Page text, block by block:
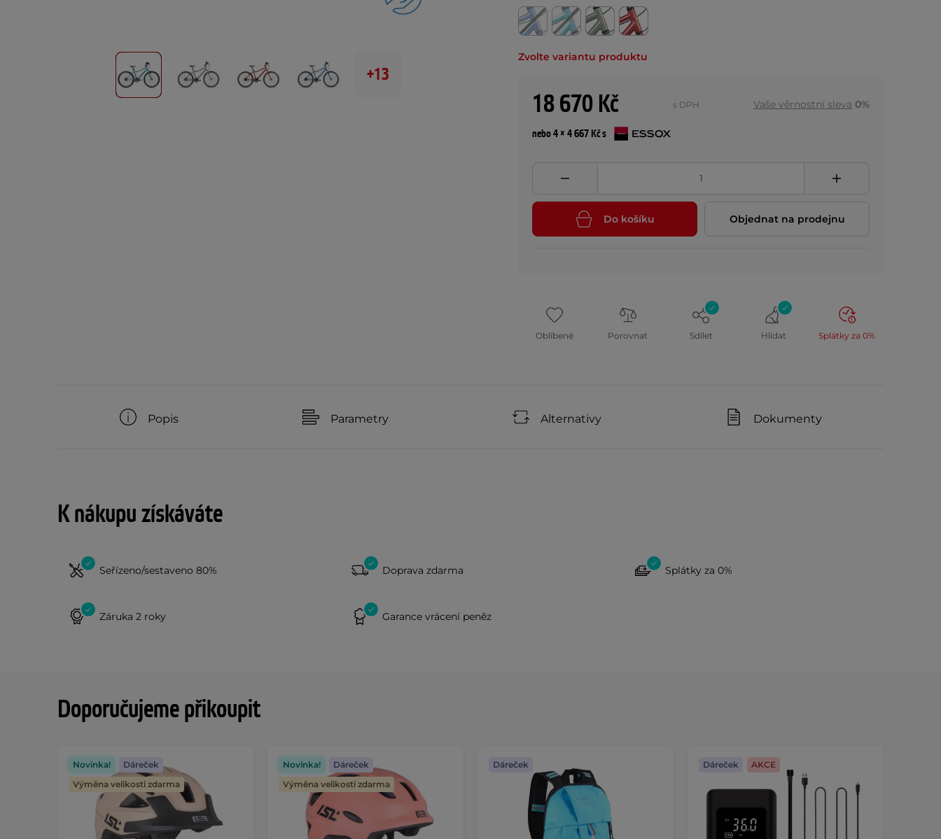
+13
Zvolte variantu produktu
18 670 Kč s DPH Vaše věrnostní sleva 0%
nebo 4 × 4 667 Kč s
Do košíku Objednat na prodejnu
Oblíbené Porovnat Sdílet Hlídat Splátky za 0%
Popis Parametry Alternativy Dokumenty
K nákupu získáváte
Seřízeno/sestaveno 80% Doprava zdarma Splátky za 0%
Záruka 2 roky Garance vrácení peněz
Doporučujeme přikoupit
Novinka!
Dáreček
Výměna velikosti zdarma
Novinka!
Dáreček
Výměna velikosti zdarma
Dáreček Dáreček AKCE